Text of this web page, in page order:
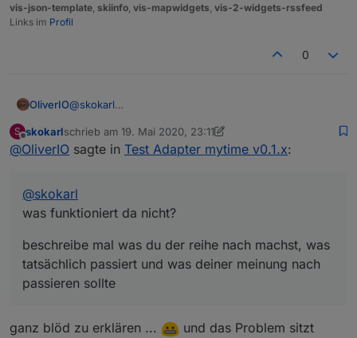
vis-json-template skiinfo vis-mapwidgets vis-2-widgets-rssfeed
Links im Profil
0
OliverIO@skokarl
beschreibe mal was du der reihe nach machst, was
tatsächlich passiert und was deiner meinung nach
S
Offline
skokarlschrieb am 19. Mai 2020, 23:11
zuletzt editiert von skokarl
@OliverIO sagte in Test Adapter mytime v0.1.x:
@skokarl
was funktioniert da nicht?
beschreibe mal was du der reihe nach machst, was
tatsächlich passiert und was deiner meinung nach
passieren sollte
ganz blöd zu erklären ...
und das Problem sitzt